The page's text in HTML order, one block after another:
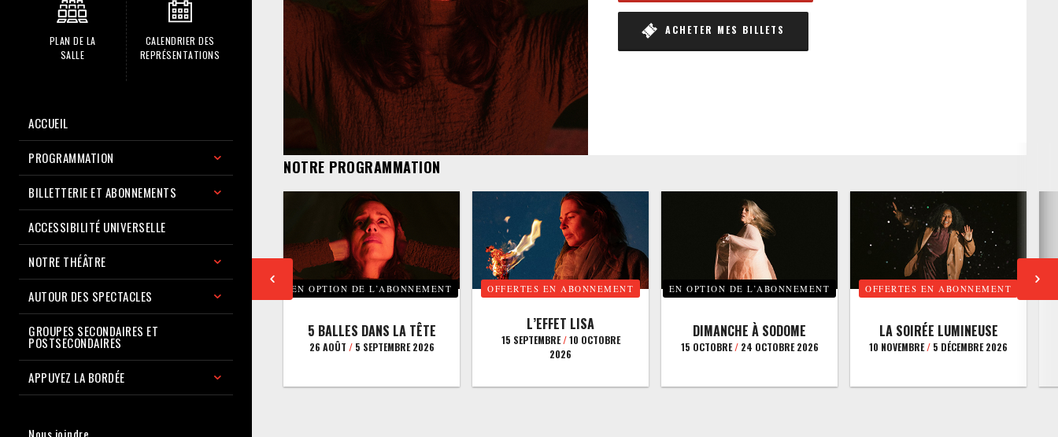
PLAN DE LA
SALLE
CALENDRIER DES
REPRÉSENTATIONS
ACCUEIL
PROGRAMMATION
BILLETTERIE ET ABONNEMENTS
ACCESSIBILITÉ UNIVERSELLE
NOTRE THÉÂTRE
AUTOUR DES SPECTACLES
GROUPES SECONDAIRES ET
POSTSECONDAIRES
APPUYEZ LA BORDÉE
ACHETER MES BILLETS
NOTRE PROGRAMMATION
EN OPTION DE L’ABONNEMENT
5 BALLES DANS LA TÊTE
26 AOÛT /5 SEPTEMBRE 2026
OFFERTES EN ABONNEMENT
L’EFFET LISA
15 SEPTEMBRE/10 OCTOBRE
2026
EN OPTION DE L’ABONNEMENT
DIMANCHE À SODOME
15 OCTOBRE/24 OCTOBRE 2026
OFFERTES EN ABONNEMENT
LA SOIRÉE LUMINEUSE
10 NOVEMBRE/ 5 DÉCEMBRE 2026